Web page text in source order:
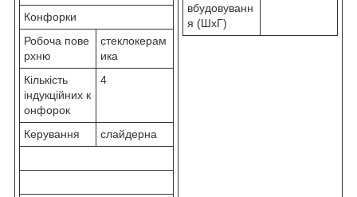
Конфорки
Робоча пове
рхню
стеклокерам
ика
Кількість
індукційних к
онфорок
4
Керування слайдерна
вбудовуванн
я (ШхГ)